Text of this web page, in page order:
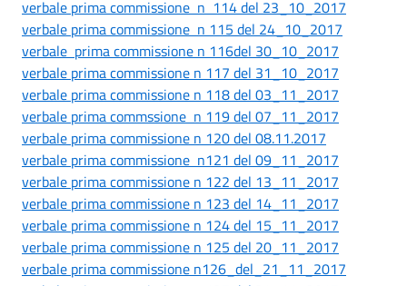
verbale prima commissione n 114 del 23_10_2017
verbale prima commissione n 115 del 24_10_2017
verbale prima commissione n 116del 30_10_2017
verbale prima commissione n 117 del 31_10_2017
verbale prima commissione n 118 del 03_11_2017
verbale prima commssione n 119 del 07_11_2017
verbale prima commissione n 120 del 08.11.2017
verbale prima commissione n121 del 09_11_2017
verbale prima commissione n 122 del 13_11_2017
verbale prima commissione n 123 del 14_11_2017
verbale prima commissione n 124 del 15_11_2017
verbale prima commissione n 125 del 20_11_2017
verbale prima commissione n126_del_21_11_2017